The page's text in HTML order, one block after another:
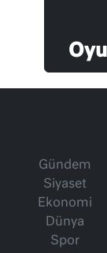
Gündem
Siyaset
Ekonomi
Dünya
Spor